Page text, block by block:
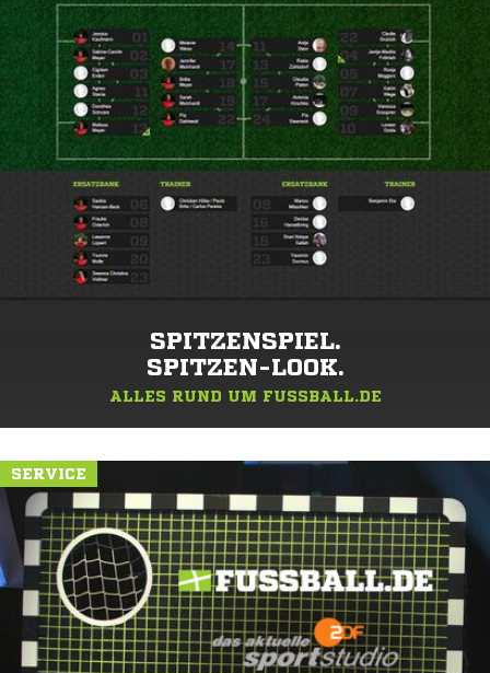
SPITZENSPIEL.
SPITZEN-LOOK.
ALLES RUND UM FUSSBALL.DE
SERVICE